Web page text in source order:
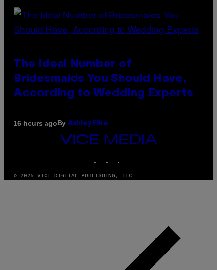
The Ideal Number of
Bridesmaids You Should Have,
According to Wedding Experts
16 hours agoBy Ashley Fike
VICE
© 2026 VICE DIGITAL PUBLISHING, LLC